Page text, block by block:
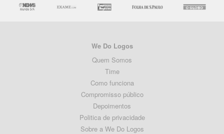
We Do Logos
Quem Somos
Time
Como funciona
Compromisso público
Depoimentos
Politica de privacidade
Sobre a We Do Logos